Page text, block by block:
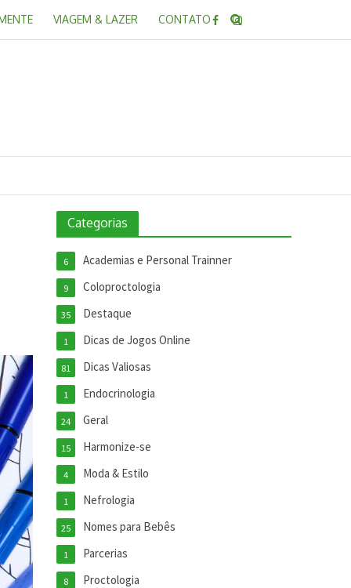
VIAGEM & LAZER CONTATO
Categorias
Academias e Personal Trainner
6
Coloproctologia
9
Destaque
35
Dicas de Jogos Online
1
Dicas Valiosas
81
Endocrinologia
1
Geral
24
Harmonize-se
15
Moda & Estilo
4
Nefrologia
1
Nomes para Bebês
25
Parcerias
1
Proctologia
8